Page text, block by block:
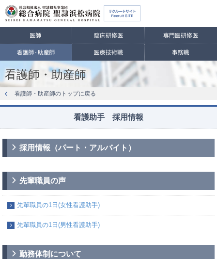
看護師・助産師
看護師・助産師のトップに戻る
看護助手 採用情報
採用情報（パート・アルバイト）
先輩職員の声
先輩職員の1日(女性看護助手)
先輩職員の1日(男性看護助手)
勤務体制について